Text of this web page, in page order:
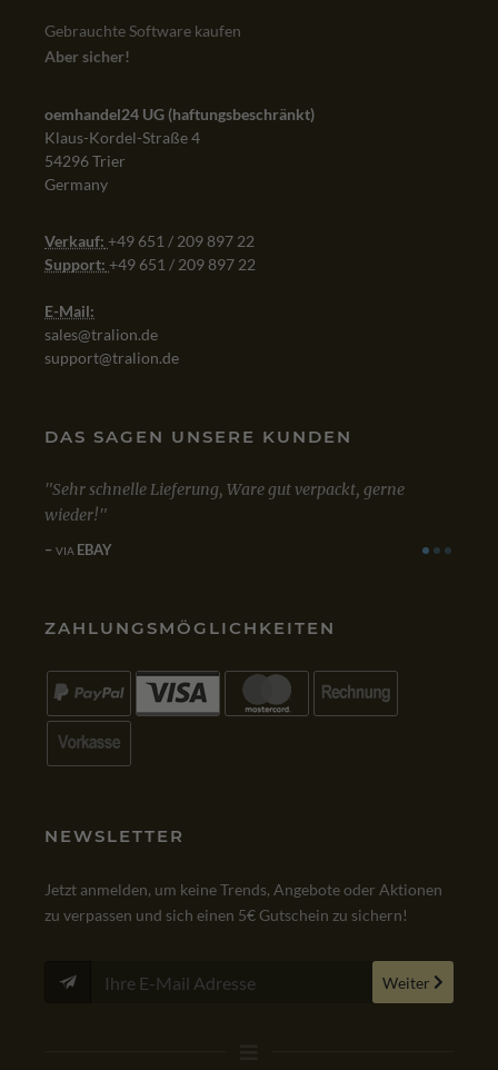
Gebrauchte Software kaufen
Aber sicher!
oemhandel24 UG (haftungsbeschränkt)
Klaus-Kordel-Straße 4
54296 Trier
Germany
Verkauf: +49 651 / 209 897 22
Support: +49 651 / 209 897 22
E-Mail:
sales@tralion.de
support@tralion.de
DAS SAGEN UNSERE KUNDEN
verpackt, gerne
Mit dem Kauf von Win 10 Professional bin
ZAHLUNGSMÖGLICHKEITEN
NEWSLETTER
Jetzt anmelden, um keine Trends, Angebote oder Aktionen
zu verpassen und sich einen 5€ Gutschein zu sichern!
Weiter